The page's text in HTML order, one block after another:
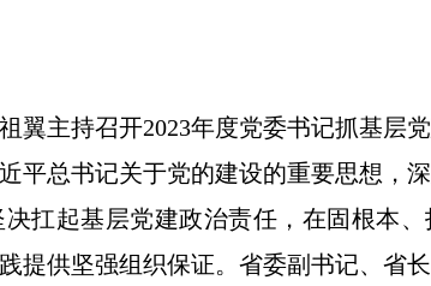
翼主持召开2023年度党委书记抓基层
平总书记关于党的建设的重要思想，
扛起基层党建政治责任，在固根本
提供坚强组织保证。省委副书记、省